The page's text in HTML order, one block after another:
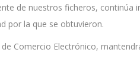
de nuestros ficheros, continúa
por la que se obtuvieron.
Comercio Electrónico,